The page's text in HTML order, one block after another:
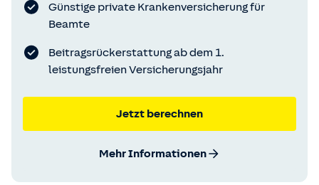
Günstige private Krankenversicherung für
Beamte
Beitragsrückerstattung ab dem 1.
leistungsfreien Versicherungsjahr
Jetzt berechnen
Mehr Informationen